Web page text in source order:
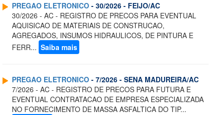
PREGAO ELETRONICO - 30/2026 - FEIJO/AC
30/2026 - AC - REGISTRO DE PRECOS PARA EVENTUAL
AQUISICAO DE MATERIAIS DE CONSTRUCAO,
AGREGADOS, INSUMOS HIDRAULICOS, DE PINTURA E
FERR... Saiba mais
PREGAO ELETRONICO - 7/2026 - SENA MADUREIRA/AC
7/2026 - AC - REGISTRO DE PRECOS PARA FUTURA E
EVENTUAL CONTRATACAO DE EMPRESA ESPECIALIZADA
NO FORNECIMENTO DE MASSA ASFALTICA DO TIP...